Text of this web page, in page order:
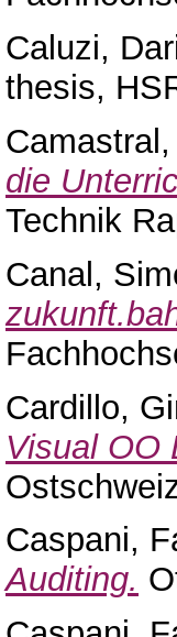
Caluzi,
thesis,
die
Technik
Canal,
Cardillo,
Visual OO
Caspani,
Auditing.